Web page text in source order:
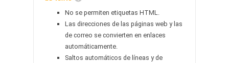
No se permiten etiquetas HTML.
Las direcciones de las páginas web y las
de correo se convierten en enlaces
automáticamente.
Saltos automáticos de líneas y de